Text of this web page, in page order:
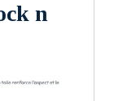
n